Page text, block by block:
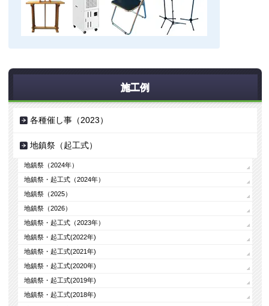
施工例
各種催し事（2023）
地鎮祭（起工式）
地鎮祭（2024年）
地鎮祭・起工式（2024年）
地鎮祭（2025）
地鎮祭（2026）
地鎮祭・起工式（2023年）
地鎮祭・起工式(2022年)
地鎮祭・起工式(2021年)
地鎮祭・起工式(2020年)
地鎮祭・起工式(2019年)
地鎮祭・起工式(2018年)